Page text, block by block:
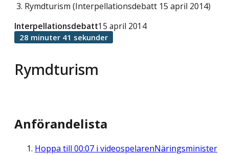
Rymdturism (Interpellationsdebatt 15 april 2014)
Rymdturism
Interpellationsdebatt15 april 2014
28 minuter 41 sekunder
Anförandelista
Hoppa till 00:07 i videospelarenNäringsminister